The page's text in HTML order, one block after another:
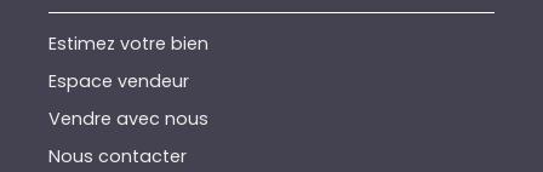
Estimez votre bien
Espace vendeur
Vendre avec nous
Nous contacter